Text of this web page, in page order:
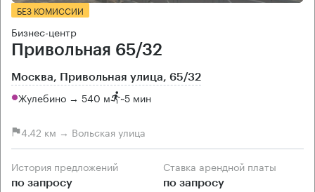
БЕЗ КОМИССИИ
Бизнес-центр
Привольная 65/32
Москва, Привольная улица, 65/32
Жулебино → 540 м ~5 мин
4.42 км → Вольская улица
История предложений
по запросу
Ставка арендной платы
по запросу